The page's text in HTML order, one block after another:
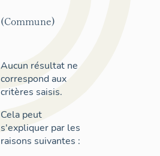
(Commune)
Aucun résultat ne
correspond aux
critères saisis.
Cela peut
s'expliquer par les
raisons suivantes :